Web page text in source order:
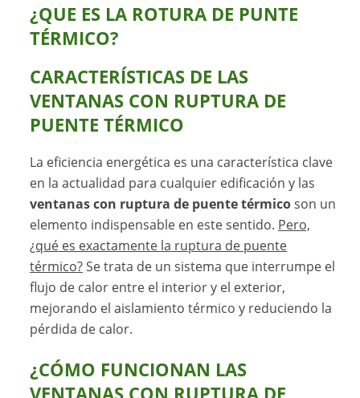
¿QUE ES LA ROTURA DE PUNTE
TÉRMICO?
CARACTERÍSTICAS DE LAS
VENTANAS CON RUPTURA DE
PUENTE TÉRMICO
La eficiencia energética es una característica clave
en la actualidad para cualquier edificación y las
ventanas con ruptura de puente térmicoson un
elemento indispensable en este sentido. Pero,
¿qué es exactamente la ruptura de puente
térmico?Se trata de un sistema que interrumpe el
flujo de calor entre el interior y el exterior,
mejorando el aislamiento térmico y reduciendo la
pérdida de calor.
¿CÓMO FUNCIONAN LAS